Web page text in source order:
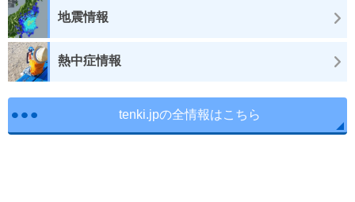
地震情報
熱中症情報
tenki.jpの全情報はこちら